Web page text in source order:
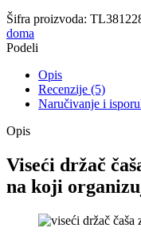
Šifra proizvoda:
doma
Podeli
Opis
Recenzije (5)
Naručivanje i
Opis
Viseći držač
na koji